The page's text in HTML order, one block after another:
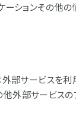
ーションその他
部サービスを利
他外部サービス